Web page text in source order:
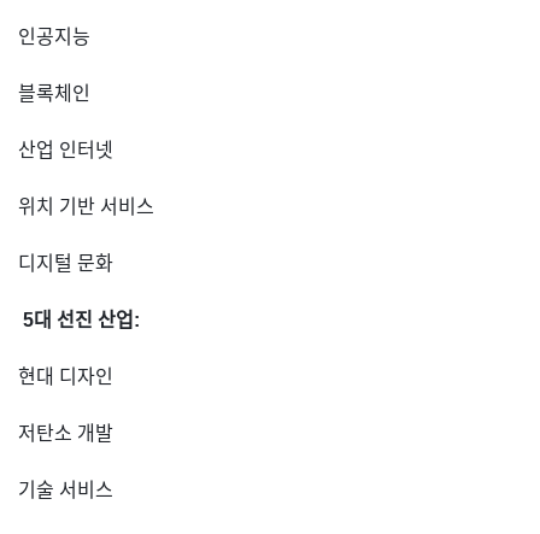
인공지능
블록체인
산업 인터넷
위치 기반 서비스
디지털 문화
5대 선진 산업:
현대 디자인
저탄소 개발
기술 서비스